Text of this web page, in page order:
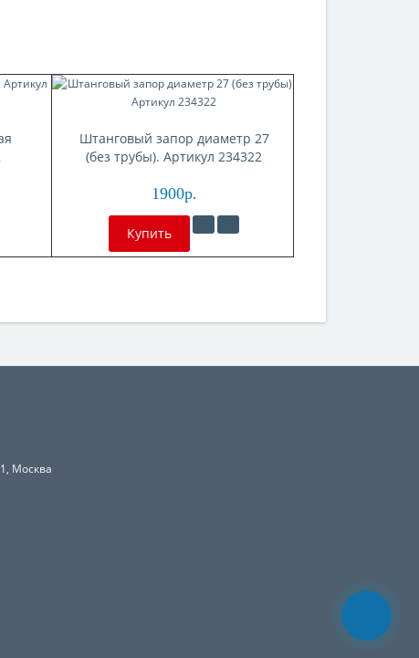
Штанговый запор диаметр 27
(без трубы). Артикул 234322
1900р.
Купить
Москва